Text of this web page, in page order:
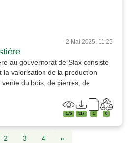
2 Mai 2025, 11:25
au gouvernorat de Sfax consiste
la valorisation de la production
du bois, de pierres, de
175 317 1 0
2 3 4 »